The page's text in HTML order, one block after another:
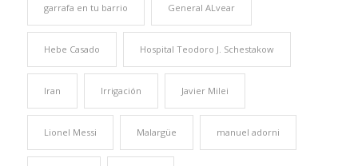
garrafa en tu barrio General ALvear
Hebe Casado Hospital Teodoro J. Schestakow
Iran Irrigación Javier Milei
Lionel Messi Malargüe manuel adorni